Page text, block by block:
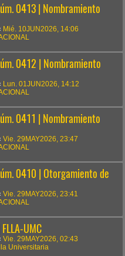
0413 | Nombramiento
Mié. 10JUN2026, 14:06
0412 | Nombramiento
Lun. 01JUN2026, 14:12
0411 | Nombramiento
Vie. 29MAY2026, 23:47
0410 | Otorgamiento de
Vie. 29MAY2026, 23:41
UMC
Vie. 29MAY2026, 02:43
Universitaria